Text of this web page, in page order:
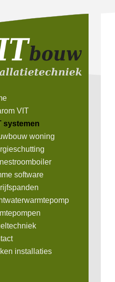
VIT
systemen
woning
software
installaties